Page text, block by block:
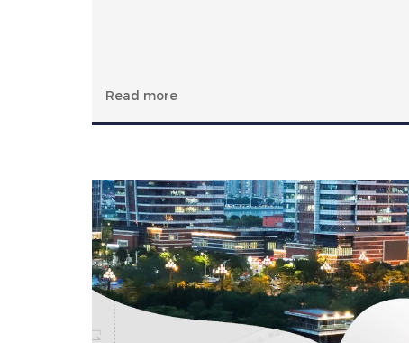
Read more